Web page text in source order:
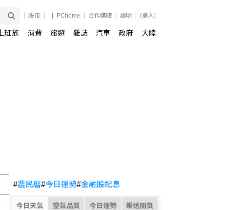
股市 PChome 合作媒體 說明 (登入)
上班族 消費 旅遊 雜誌 汽車 政府 大陸
#農民曆#今日運勢#金融股配息
今日天氣 空氣品質 今日運勢 樂透開獎